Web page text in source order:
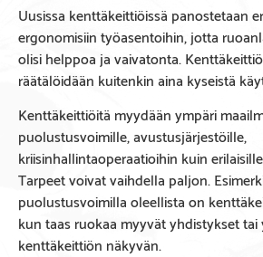
Uusissa kenttäkeittiöissä panostetaan
ergonomisiin työasentoihin, jotta
olisi helppoa ja vaivatonta.
räätälöidään kuitenkin aina kyseistä
Kenttäkeittiöitä myydään ympäri
puolustusvoimille, avustusjärjestöille,
kriisinhallintaoperaatioihin kuin
Tarpeet voivat vaihdella paljon.
puolustusvoimilla oleellista on
kun taas ruokaa myyvät yhdistykset
kenttäkeittiön näkyvän.